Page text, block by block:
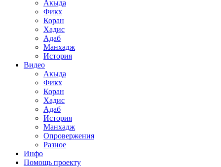
Акыда
Фикх
Коран
Хадис
Адаб
Манхадж
История
Видео
Акыда
Фикх
Коран
Хадис
Адаб
История
Манхадж
Опровержения
Разное
Инфо
Помощь проекту